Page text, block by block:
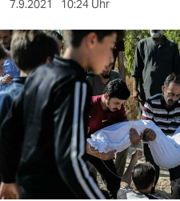
sport
berlin
nord
wahrheit
verlag
7.9.2021 10:24 Uhr